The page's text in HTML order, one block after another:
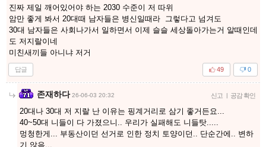
진짜 제일 깨어있어야 하는 2030 수준이 저 따위
암만 좋게 봐서 20대때 남자들은 병신일때라 그렇다고 넘겨도
30대 남자들은 사회나가서 일하면서 이제 슬슬 세상돌아가는거 알때인데
도 저지랄이네
미친새끼들 아니냐 저거
답글 0
49
존재하다 26-06-03 20:32 신고 | 공감 확인
20대나 30대 저 지랄 난 이유는 핑계거리로 삼기 좋거든요...
40~50대 니들이 다 가졌으니.. 우리가 실패해도 니들탓.....
멍청한게... 부동산이던 선거로 인한 정치 토양이던.. 단순간에.. 변하
기 않음...